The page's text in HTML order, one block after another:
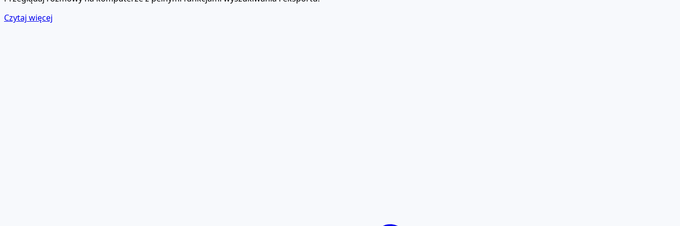
Czytaj więcej